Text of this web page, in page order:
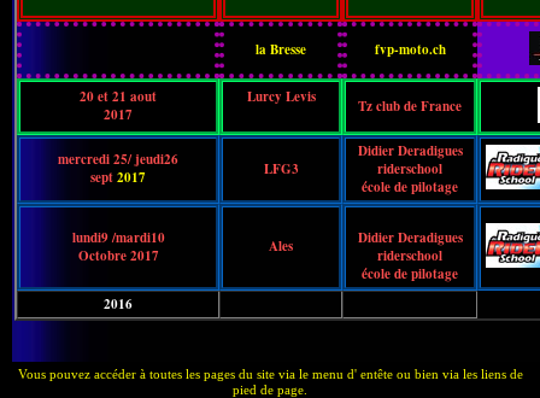
la Bresse fvp-moto.ch
20 et 21 aout
2017
Lurcy Levis Tz club de France
mercredi 25/ jeudi26
sept2017 LFG3
Didier Deradigues
riderschool
école de pilotage
lundi9 /mardi10
Octobre 2017
Ales
Didier Deradigues
riderschool
école de pilotage
2016
Vous pouvez accéder à toutes les pages du site via le menu d' entête ou bien via les liens de
pied de page.